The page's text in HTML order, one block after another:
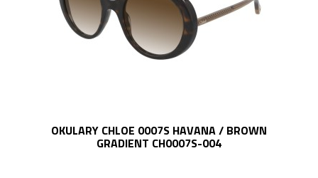
OKULARY CHLOE 0007S HAVANA / BROWN
GRADIENT CH0007S-004